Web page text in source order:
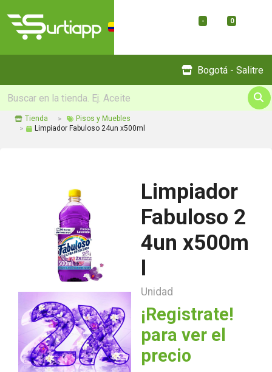
- 0
Bogotá - Salitre
Tienda
Pisos y Muebles
Limpiador Fabuloso 24un x500ml
Limpiador
Fabuloso 2
4un x500m
l
Unidad
¡Registrate!
para ver el
precio